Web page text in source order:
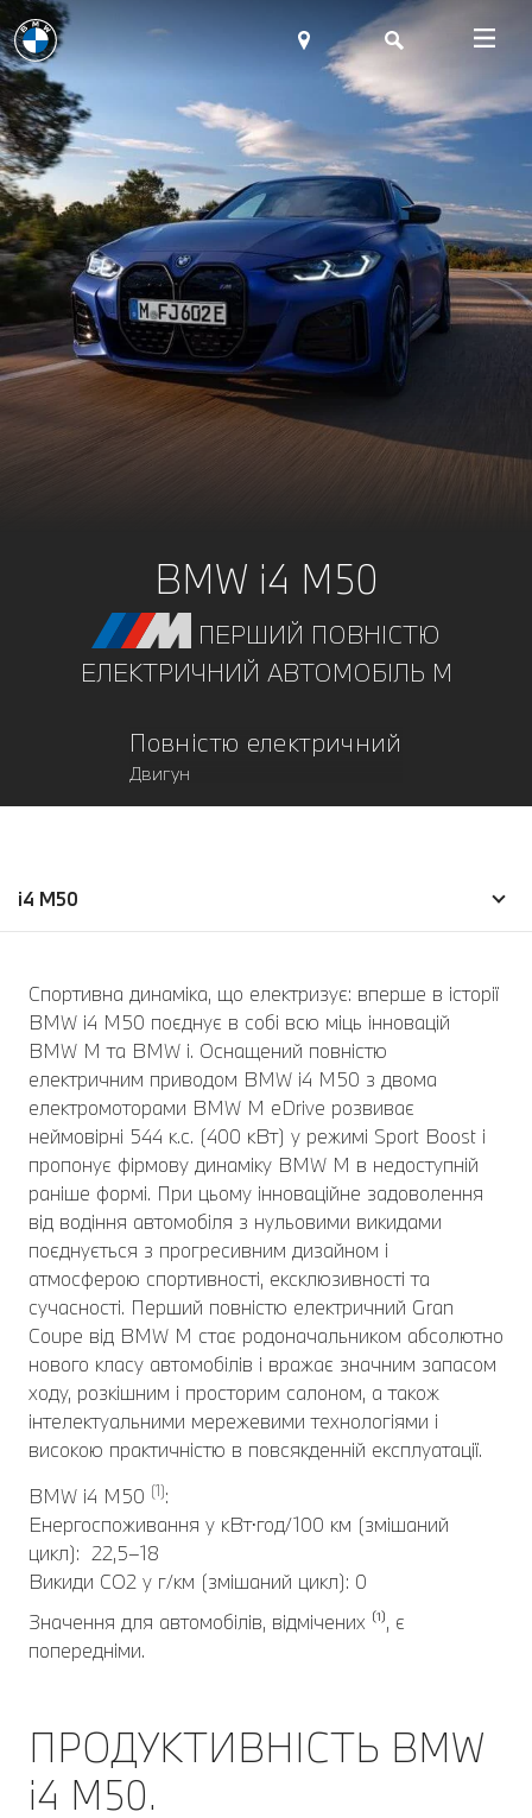
BMW i4 M50
ПЕРШИЙ ПОВНІСТЮ
ЕЛЕКТРИЧНИЙ АВТОМОБІЛЬ M
Повністю електричний
Двигун
i4 M50
Спортивна динаміка, що електризує: вперше в історії
BMW i4 M50 поєднує в собі всю міць інновацій
BMW M та BMW i. Оснащений повністю
електричним приводом BMW i4 M50 з двома
електромоторами BMW M eDrive розвиває
неймовірні 544 к.с. (400 кВт) у режимі Sport Boost і
пропонує фірмову динаміку BMW M в недоступній
раніше формі. При цьому інноваційне задоволення
від водіння автомобіля з нульовими викидами
поєднується з прогресивним дизайном і
атмосферою спортивності, ексклюзивності та
сучасності. Перший повністю електричний Gran
Coupe від BMW M стає родоначальником абсолютно
нового класу автомобілів і вражає значним запасом
ходу, розкішним і просторим салоном, а також
інтелектуальними мережевими технологіями і
високою практичністю в повсякденній експлуатації.
BMW i4 M50 (1):
Енергоспоживання у кВт⋅год/100 км (змішаний
цикл): 22,5–18
Викиди CO2 у г/км (змішаний цикл): 0
Значення для автомобілів, відмічених ⁽¹⁾, є
попередніми.
ПРОДУКТИВНІСТЬ BMW
i4 M50.